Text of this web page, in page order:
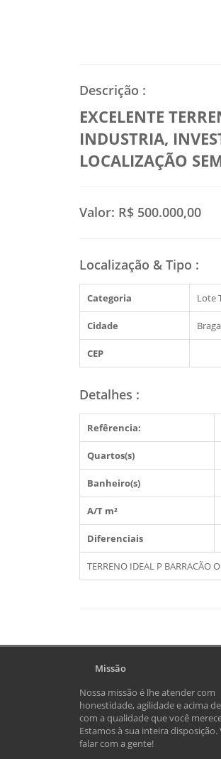
Descrição :
EXCELENTE
INDUSTRIA,
LOCALIZAÇÃO
Valor: R$ 500.000,00
Localização & Tipo :
Categoria Lote
Cidade
CEP
Detalhes :
Refêrencia:
Quartos(s)
Banheiro(s)
A/T m²
Diferenciais
TERRENO IDEAL P BARRACÃO
Missão
Nossa missão é lhe atender com
honestidade, agilidade e acima
com a qualidade que você
Estamos à sua inteira disposição.
falar com a gente!